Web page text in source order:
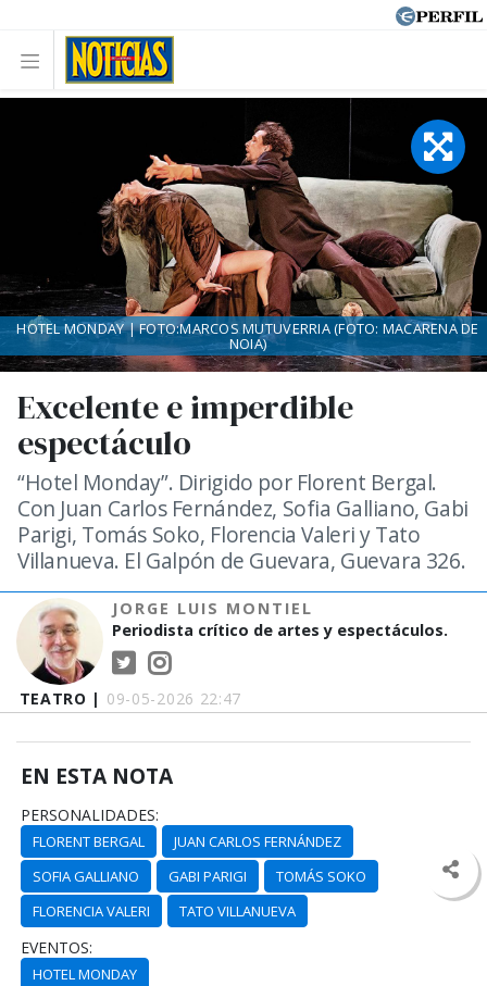
TEATRO | 09-05-2026 22:47
Excelente e imperdible
espectáculo
“Hotel Monday”. Dirigido por Florent Bergal.
Con Juan Carlos Fernández, Sofia Galliano, Gabi
Parigi, Tomás Soko, Florencia Valeri y Tato
Villanueva. El Galpón de Guevara, Guevara 326.
JORGE LUIS MONTIEL
Periodista crítico de artes y espectáculos.
HOTEL MONDAY | FOTO:MARCOS MUTUVERRIA (FOTO: MACARENA DE
NOIA)
EN ESTA NOTA
PERSONALIDADES:
FLORENT BERGAL
JUAN CARLOS FERNÁNDEZ
SOFIA GALLIANO
GABI PARIGI
TOMÁS SOKO
FLORENCIA VALERI
TATO VILLANUEVA
EVENTOS:
HOTEL MONDAY